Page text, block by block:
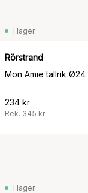
I lager
Rörstrand
Mon Amie tallrik Ø24
234 kr
Rek. 345 kr
I lager